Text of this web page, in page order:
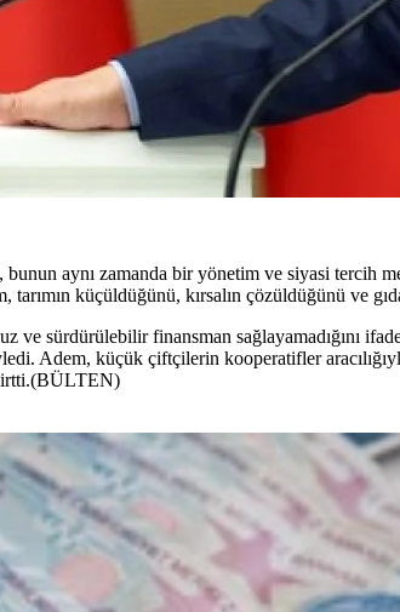
aynı zamanda bir yönetim ve siyasi
tarımın küçüldüğünü, kırsalın çözüldüğünü ve
sürdürülebilir finansman sağlayamadığını
Adem, küçük çiftçilerin kooperatifler